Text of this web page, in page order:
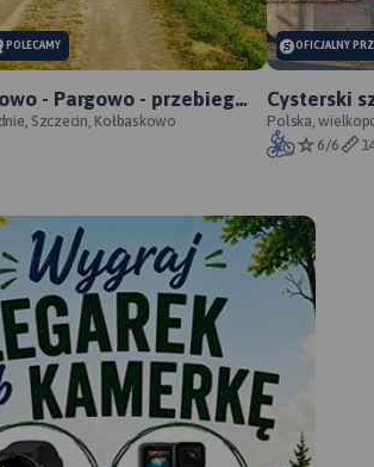
POLECAMY
- Pargowo - przebieg
Szczecin, Kołbaskowo
OFICJALNY
Cysterski
Polska,
6/6